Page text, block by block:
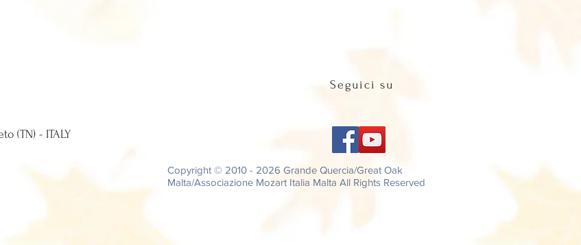
Seguici su
- 38068 Rovereto (TN) - ITALY
- C.F. 94039690220
Copyright © 2010 - 2026 Grande Quercia/Great Oak
Malta/Associazione Mozart Italia Malta All Rights Reserved